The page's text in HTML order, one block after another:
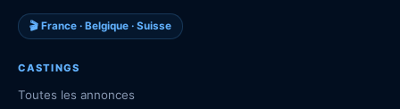
🎬 France · Belgique · Suisse
CASTINGS
Toutes les annonces